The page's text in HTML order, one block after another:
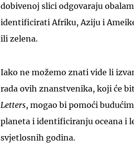
dobivenoj slici odgovaraju
identificirati Afriku, Aziju i
ili zelena.
Iako ne možemo znati vide li
rada ovih znanstvenika, koji će
Letters, mogao bi pomoći
planeta i identificiranju oceana i
svjetlosnih godina.